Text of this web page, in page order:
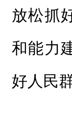
放松抓
和能力
好人民